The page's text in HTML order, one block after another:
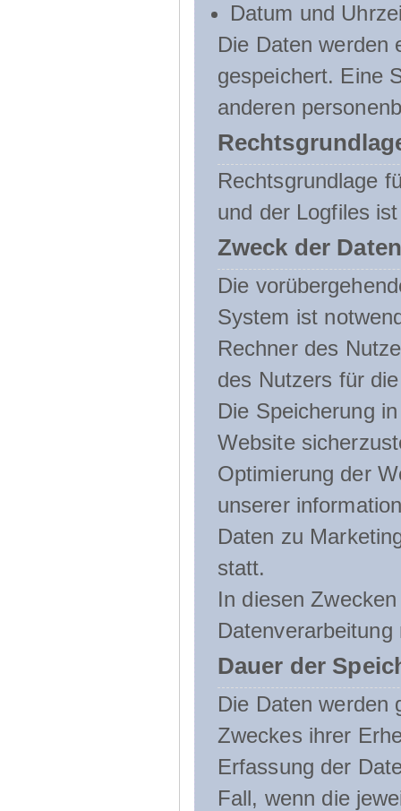
Datum und
Die Daten werden
gespeichert. Eine
anderen
Rechtsgrundlage
und der Logfiles
Zweck der
Die
System ist
Rechner des
des Nutzers für
Die Speicherung
Website
Optimierung der
unserer
Daten zu
statt.
In diesen
Dauer der
Die Daten werden
Zweckes ihrer
Erfassung der
Fall, wenn die